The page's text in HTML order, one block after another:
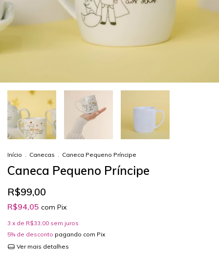
Início . Canecas . Caneca Pequeno Príncipe
Caneca Pequeno Príncipe
R$99,00
R$94,05 com Pix
3 x de R$33,00 sem juros
5% de desconto pagando com Pix
Ver mais detalhes